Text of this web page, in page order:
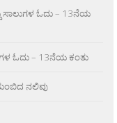
ಓದು – 13ನೆಯ
ಓದು – 13ನೆಯ ಕಂತು
ನಲಿವು